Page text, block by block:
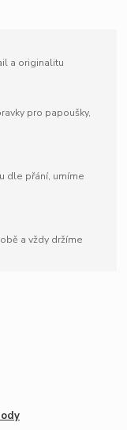
a originalitu
pro papoušky,
dle přání, umíme
a vždy držíme